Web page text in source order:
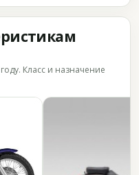
Класс и назначение